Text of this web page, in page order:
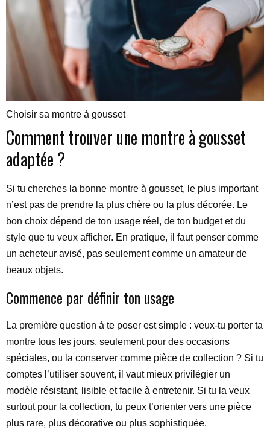
Choisir sa montre à gousset
Comment trouver une montre à gousset
adaptée ?
Si tu cherches la bonne montre à gousset, le plus important
n’est pas de prendre la plus chère ou la plus décorée. Le
bon choix dépend de ton usage réel, de ton budget et du
style que tu veux afficher. En pratique, il faut penser comme
un acheteur avisé, pas seulement comme un amateur de
beaux objets.
Commence par définir ton usage
La première question à te poser est simple : veux-tu porter ta
montre tous les jours, seulement pour des occasions
spéciales, ou la conserver comme pièce de collection ? Si tu
comptes l’utiliser souvent, il vaut mieux privilégier un
modèle résistant, lisible et facile à entretenir. Si tu la veux
surtout pour la collection, tu peux t’orienter vers une pièce
plus rare, plus décorative ou plus sophistiquée.